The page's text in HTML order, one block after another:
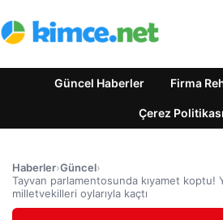
Güncel Haberler Firma
Çerez Politikası
Haberler›Güncel›
Tayvan parlamentosunda kıyamet koptu!
milletvekilleri oylarıyla kaçtı